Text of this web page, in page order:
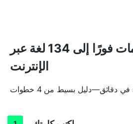
كيف تترجم الكلمات فورًا إلى 134 لغة عبر
الإنترنت
دقائق—دليل بسيط من 4 خطوات